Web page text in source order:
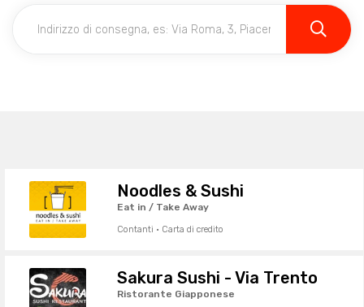
Noodles & Sushi
Eat in / Take Away
Contanti · Carta di credito
Sakura Sushi - Via Trento
Ristorante Giapponese